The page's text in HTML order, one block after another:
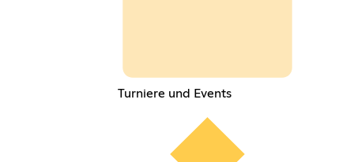
Turniere und Events